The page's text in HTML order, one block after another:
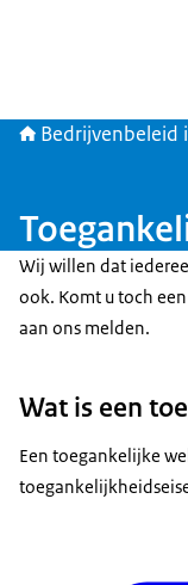
Bedrijvenbeleid
Wij willen dat
ook. Komt u toch
aan ons melden.
Wat is een
Een toegankelijke